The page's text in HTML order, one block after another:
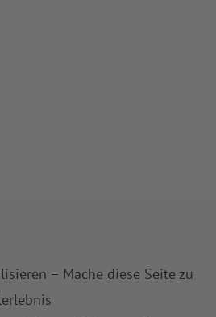
– Mache diese Seite zu